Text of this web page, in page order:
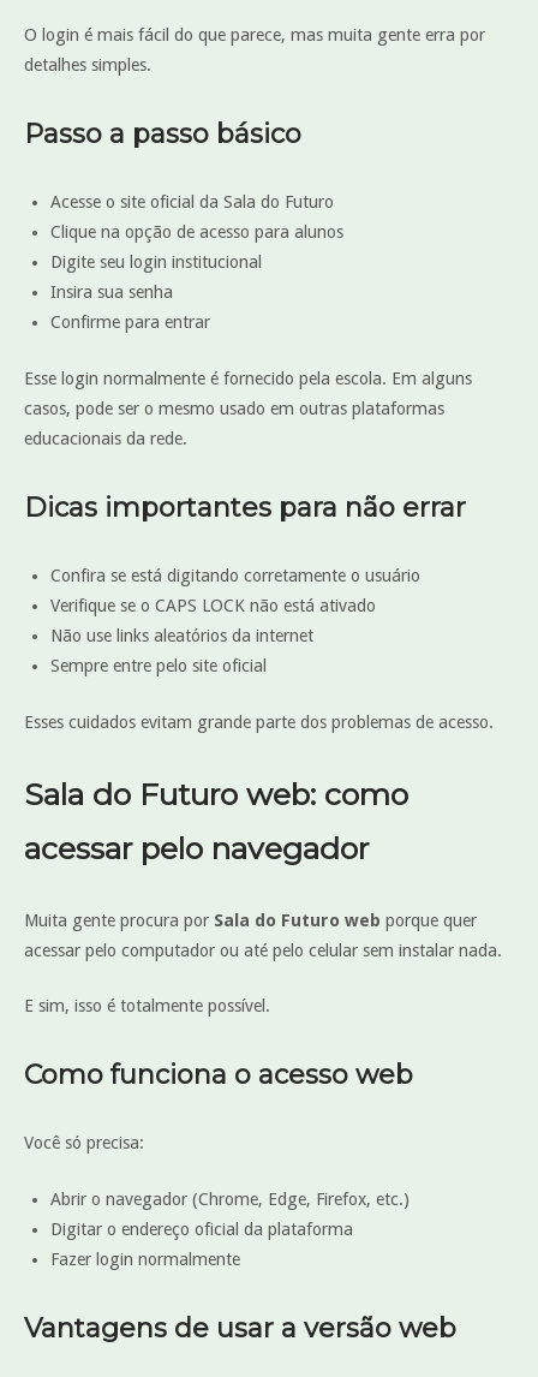
O login é mais fácil do que parece, mas muita gente erra por
detalhes simples.
Passo a passo básico
Acesse o site oficial da Sala do Futuro
Clique na opção de acesso para alunos
Digite seu login institucional
Insira sua senha
Confirme para entrar
Esse login normalmente é fornecido pela escola. Em alguns
casos, pode ser o mesmo usado em outras plataformas
educacionais da rede.
Dicas importantes para não errar
Confira se está digitando corretamente o usuário
Verifique se o CAPS LOCK não está ativado
Não use links aleatórios da internet
Sempre entre pelo site oficial
Esses cuidados evitam grande parte dos problemas de acesso.
Sala do Futuro web: como
acessar pelo navegador
Muita gente procura por Sala do Futuro web porque quer
acessar pelo computador ou até pelo celular sem instalar nada.
E sim, isso é totalmente possível.
Como funciona o acesso web
Você só precisa:
Abrir o navegador (Chrome, Edge, Firefox, etc.)
Digitar o endereço oficial da plataforma
Fazer login normalmente
Vantagens de usar a versão web